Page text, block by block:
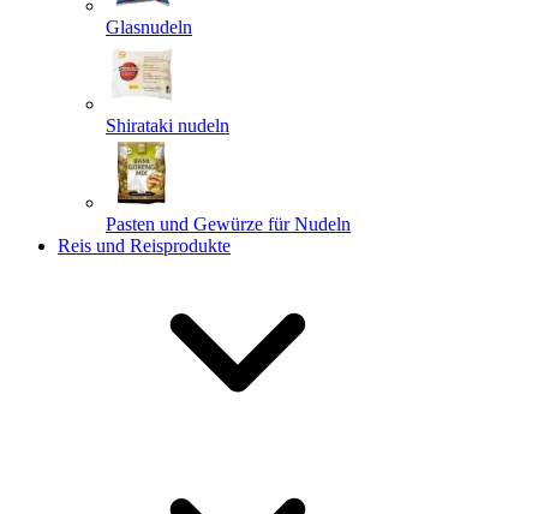
Glasnudeln
Shirataki nudeln
Pasten und Gewürze für Nudeln
Reis und Reisprodukte